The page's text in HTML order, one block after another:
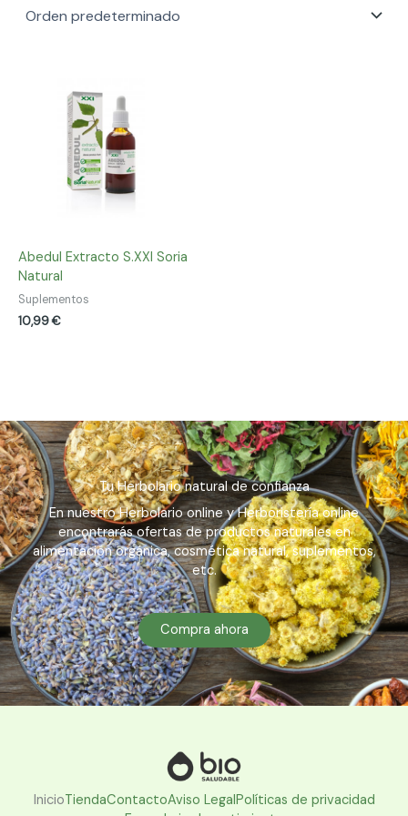
Abedul Extracto S.XXI Soria
Natural
Suplementos
10,99€
Tu Herbolario natural de confianza
En nuestro Herbolario online y Herboristería online
encontrarás ofertas de productos naturales en
alimentación orgánica, cosmética natural, suplementos,
etc.
Compra ahora
InicioTiendaContactoAviso LegalPolíticas de privacidad